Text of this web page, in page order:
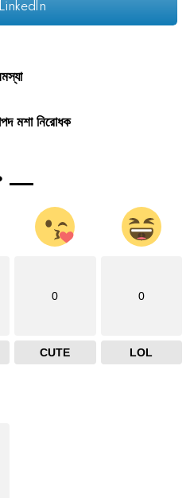
LinkedIn
মশা নিরোধক
0
CUTE
0
LOL